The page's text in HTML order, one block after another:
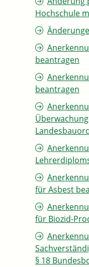
Hochschule
beantragen
beantragen
für Asbest
für Biozid-
§ 18